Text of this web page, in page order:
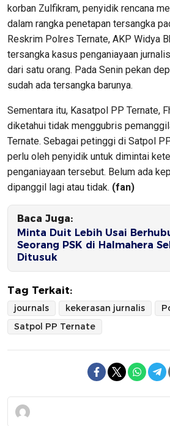
korban Zulfikram, penyidik rencana
dalam rangka penetapan tersangka
Reskrim Polres Ternate, AKP Widya
tersangka kasus penganiayaan
dari satu orang. Pada Senin pekan
sudah ada tersangka barunya.
Sementara itu, Kasatpol PP Ternate,
diketahui tidak menggubris
Ternate. Sebagai petinggi di Satpol
perlu oleh penyidik untuk dimintai
penganiayaan tersebut. Belum ada
dipanggil lagi atau tidak. (fan)
Baca Juga:
Minta Duit Lebih Usai
Seorang PSK di Halmahera
Ditusuk
Tag Terkait:
journals kekerasan jurnalis
Satpol PP Ternate